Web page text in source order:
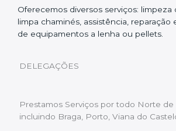
Oferecemos diversos serviços: limpeza
limpa chaminés, assistência, reparação
de equipamentos a lenha ou pellets.
DELEGAÇÕES
Prestamos Serviços por todo Norte de
incluindo Braga, Porto, Viana do